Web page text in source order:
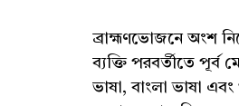
ব্রাহ্মণভোজনে অংশ
ব্যক্তি পরবর্তীতে পূর্ব
ভাষা, বাংলা ভাষা